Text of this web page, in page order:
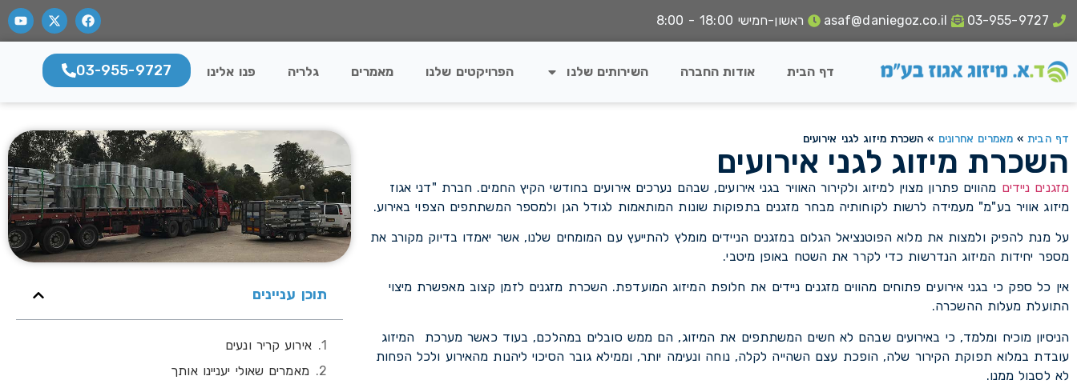
03-955-9727
asaf@daniegoz.co.il ראשון-חמישי 18:00 - 8:00
דף הבית אודות החברה השירותים שלנו הפרויקטים שלנו מאמרים גלריה פנו אלינו 03-955-9727
דף הבית»מאמרים אחרונים » השכרת מיזוג לגני אירועים
השכרת מיזוג לגני אירועים
מזגנים ניידים מהווים פתרון מצוין למיזוג ולקירור האוויר בגני אירועים, שבהם נערכים אירועים בחודשי הקיץ החמים. חברת "דני אגוז
מיזוג אוויר בע"מ" מעמידה לרשות לקוחותיה מבחר מזגנים בתפוקות שונות המותאמות לגודל הגן ולמספר המשתתפים הצפוי באירוע.
על מנת להפיק ולמצות את מלוא הפוטנציאל הגלום במזגנים הניידים מומלץ להתייעץ עם המומחים שלנו, אשר יאמדו בדיוק מקורב את
מספר יחידות המיזוג הנדרשות כדי לקרר את השטח באופן מיטבי.
אין כל ספק כי בגני אירועים פתוחים מהווים מזגנים ניידים את חלופת המיזוג המועדפת. השכרת מזגנים לזמן קצוב מאפשרת מיצוי
התועלת מעלות ההשכרה.
הניסיון מוכיח ומלמד, כי באירועים שבהם לא חשים המשתתפים את המיזוג, הם ממש סובלים במהלכם, בעוד כאשר מערכת המיזוג
עובדת במלוא תפוקת הקירור שלה, הופכת עצם השהייה לקלה, נוחה ונעימה יותר, וממילא גובר הסיכוי ליהנות מהאירוע ולכל הפחות
לא לסבול ממנו.
תוכן עניינים
אירוע קריר ונעים
מאמרים שאולי יעניינו אותך